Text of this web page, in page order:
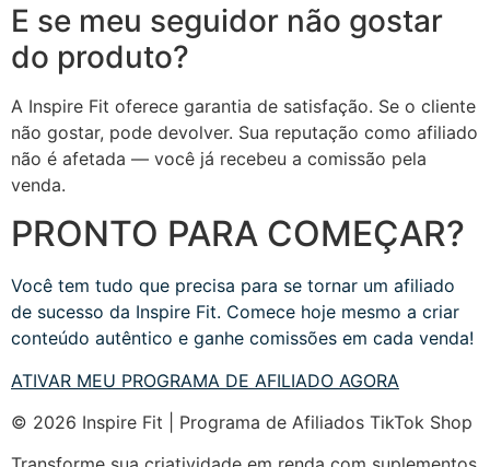
E se meu seguidor não gostar
do produto?
A Inspire Fit oferece garantia de satisfação. Se o cliente
não gostar, pode devolver. Sua reputação como afiliado
não é afetada — você já recebeu a comissão pela
venda.
PRONTO PARA COMEÇAR?
Você tem tudo que precisa para se tornar um afiliado
de sucesso da Inspire Fit. Comece hoje mesmo a criar
conteúdo autêntico e ganhe comissões em cada venda!
ATIVAR MEU PROGRAMA DE AFILIADO AGORA
© 2026 Inspire Fit | Programa de Afiliados TikTok Shop